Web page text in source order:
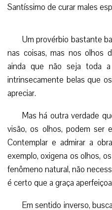
Santíssimo de curar males
Um provérbio bastante
nas coisas, mas nos olhos
ainda que não seja toda
intrinsecamente belas que
apreciar.
Mas há outra verdade
visão, os olhos, podem ser
Contemplar e admirar a
exemplo, oxigena os olhos,
fenômeno natural, não
é certo que a graça
Em sentido inverso,